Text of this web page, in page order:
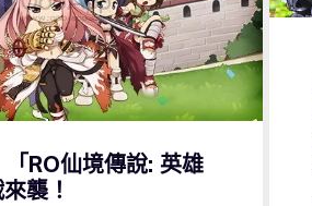
「RO仙境傳說: 英雄
襲！